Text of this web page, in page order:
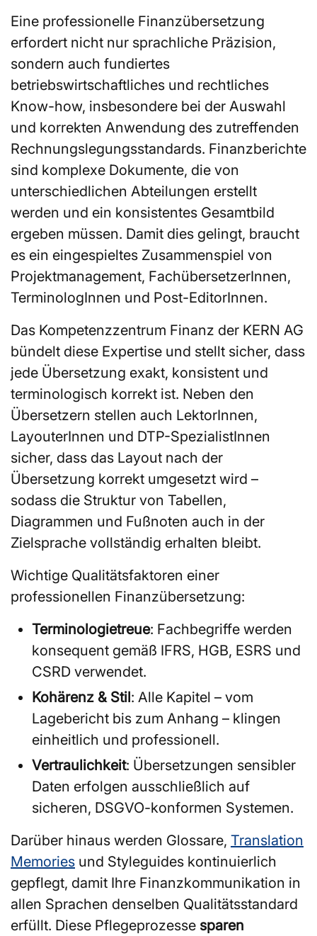
Eine professionelle Finanzübersetzung
erfordert nicht nur sprachliche Präzision,
sondern auch fundiertes
betriebswirtschaftliches und rechtliches
Know-how, insbesondere bei der Auswahl
und korrekten Anwendung des zutreffenden
Rechnungslegungsstandards. Finanzberichte
sind komplexe Dokumente, die von
unterschiedlichen Abteilungen erstellt
werden und ein konsistentes Gesamtbild
ergeben müssen. Damit dies gelingt, braucht
es ein eingespieltes Zusammenspiel von
Projektmanagement, FachübersetzerInnen,
TerminologInnen und Post-EditorInnen.
Das Kompetenzzentrum Finanz der KERN AG
bündelt diese Expertise und stellt sicher, dass
jede Übersetzung exakt, konsistent und
terminologisch korrekt ist. Neben den
Übersetzern stellen auch LektorInnen,
LayouterInnen und DTP-SpezialistInnen
sicher, dass das Layout nach der
Übersetzung korrekt umgesetzt wird –
sodass die Struktur von Tabellen,
Diagrammen und Fußnoten auch in der
Zielsprache vollständig erhalten bleibt.
Wichtige Qualitätsfaktoren einer
professionellen Finanzübersetzung:
Terminologietreue: Fachbegriffe werden
konsequent gemäß IFRS, HGB, ESRS und
CSRD verwendet.
Kohärenz & Stil: Alle Kapitel – vom
Lagebericht bis zum Anhang – klingen
einheitlich und professionell.
Vertraulichkeit: Übersetzungen sensibler
Daten erfolgen ausschließlich auf
sicheren, DSGVO-konformen Systemen.
Darüber hinaus werden Glossare, Translation
Memories und Styleguides kontinuierlich
gepflegt, damit Ihre Finanzkommunikation in
allen Sprachen denselben Qualitätsstandard
erfüllt. Diese Pflegeprozesse sparen